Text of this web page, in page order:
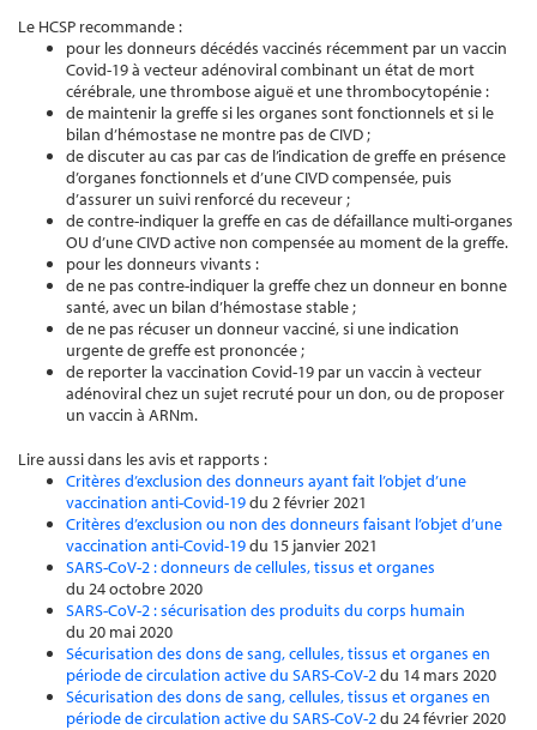
Le HCSP recommande :
pour les donneurs décédés vaccinés récemment par un vaccin
Covid-19 à vecteur adénoviral combinant un état de mort
cérébrale, une thrombose aiguë et une thrombocytopénie :
de maintenir la greffe si les organes sont fonctionnels et si le
bilan d’hémostase ne montre pas de CIVD ;
de discuter au cas par cas de l’indication de greffe en présence
d’organes fonctionnels et d’une CIVD compensée, puis
d’assurer un suivi renforcé du receveur ;
de contre-indiquer la greffe en cas de défaillance multi-organes
OU d’une CIVD active non compensée au moment de la greffe.
pour les donneurs vivants :
de ne pas contre-indiquer la greffe chez un donneur en bonne
santé, avec un bilan d’hémostase stable ;
de ne pas récuser un donneur vacciné, si une indication
urgente de greffe est prononcée ;
de reporter la vaccination Covid-19 par un vaccin à vecteur
adénoviral chez un sujet recruté pour un don, ou de proposer
un vaccin à ARNm.
Lire aussi dans les avis et rapports :
Critères d’exclusion des donneurs ayant fait l’objet d’une
vaccination anti-Covid-19du 2 février 2021
Critères d’exclusion ou non des donneurs faisant l’objet d’une
vaccination anti-Covid-19du 15 janvier 2021
SARS-CoV-2 : donneurs de cellules, tissus et organes
du 24 octobre 2020
SARS-CoV-2 : sécurisation des produits du corps humain
du 20 mai 2020
Sécurisation des dons de sang, cellules, tissus et organes en
période de circulation active du SARS-CoV-2du 14 mars 2020
Sécurisation des dons de sang, cellules, tissus et organes en
période de circulation active du SARS-CoV-2du 24 février 2020